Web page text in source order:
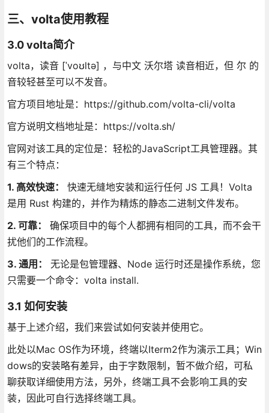
三、volta使用教程
3.0 volta简介
volta，读音 [ˈvoʊltə] ，与中文 沃尔塔 读音相近，但 尔 的
音较轻甚至可以不发音。
官方项目地址是：https://github.com/volta-cli/volta
官方说明文档地址是：https://volta.sh/
官网对该工具的定位是：轻松的JavaScript工具管理器。其
有三个特点：
1. 高效快速：
快速无缝地安装和运行任何 JS 工具！Volta
是用 Rust 构建的，并作为精炼的静态二进制文件发布。
2. 可靠：
确保项目中的每个人都拥有相同的工具，而不会干
扰他们的工作流程。
3. 通用：
无论是包管理器、Node 运行时还是操作系统，您
只需要一个命令：volta install.
3.1 如何安装
基于上述介绍，我们来尝试如何安装并使用它。
此处以Mac OS作为环境，终端以Iterm2作为演示工具；Win
dows的安装略有差异，由于字数限制，暂不做介绍，可私
聊获取详细使用方法，另外，终端工具不会影响工具的安
装，因此可自行选择终端工具。